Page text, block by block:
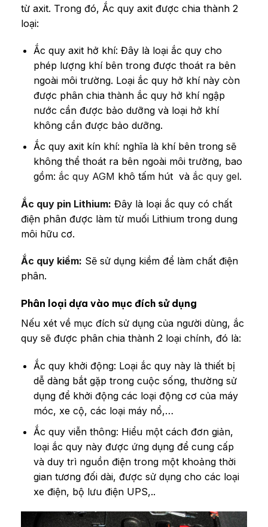
từ axit. Trong đó, Ắc quy axit được chia thành 2
loại:
Ắc quy axit hở khí: Đây là loại ắc quy cho
phép lượng khí bên trong được thoát ra bên
ngoài môi trường. Loại ắc quy hở khí này còn
được phân chia thành ắc quy hở khí ngập
nước cần được bảo dưỡng và loại hở khí
không cần được bảo dưỡng.
Ắc quy axit kín khí: nghĩa là khí bên trong sẽ
không thể thoát ra bên ngoài môi trường, bao
gồm: ắc quy AGM khô tấm hút và ắc quy gel.
Ắc quy pin Lithium: Đây là loại ắc quy có chất
điện phân được làm từ muối Lithium trong dung
môi hữu cơ.
Ắc quy kiềm: Sẽ sử dụng kiềm để làm chất điện
phân.
Phân loại dựa vào mục đích sử dụng
Nếu xét về mục đích sử dụng của người dùng, ắc
quy sẽ được phân chia thành 2 loại chính, đó là:
Ắc quy khởi động: Loại ắc quy này là thiết bị
dễ dàng bắt gặp trong cuộc sống, thường sử
dụng để khởi động các loại động cơ của máy
móc, xe cộ, các loại máy nổ,…
Ắc quy viễn thông: Hiểu một cách đơn giản,
loại ắc quy này được ứng dụng để cung cấp
và duy trì nguồn điện trong một khoảng thời
gian tương đối dài, được sử dụng cho các loại
xe điện, bộ lưu điện UPS,..